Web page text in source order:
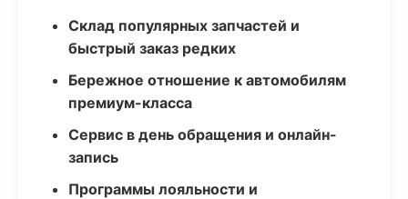
Склад популярных запчастей и
быстрый заказ редких
Бережное отношение к автомобилям
премиум-класса
Сервис в день обращения и онлайн-
запись
Программы лояльности и